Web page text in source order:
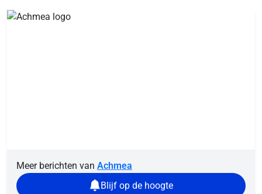
Meer berichten van Achmea
Blijf op de hoogte